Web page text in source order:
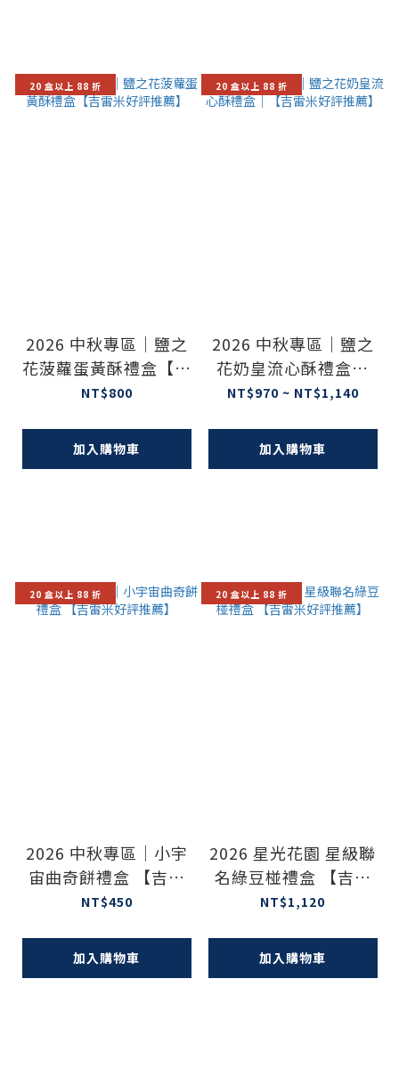
20 盒以上 88 折
2026 中秋專區｜鹽之
花菠蘿蛋黃酥禮盒【吉
雷米好評推薦】
NT$800
加入購物車
20 盒以上 88 折
2026 中秋專區｜鹽之
花奶皇流心酥禮盒｜
【吉雷米好評推薦】
NT$970 ~ NT$1,140
加入購物車
20 盒以上 88 折
2026 中秋專區｜小宇
宙曲奇餅禮盒 【吉雷
米好評推薦】
NT$450
加入購物車
20 盒以上 88 折
2026 星光花園 星級聯
名綠豆椪禮盒 【吉雷
米好評推薦】
NT$1,120
加入購物車